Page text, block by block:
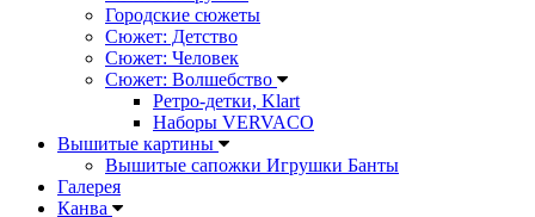
Городские сюжеты
Сюжет: Детство
Сюжет: Человек
Сюжет: Волшебство
Ретро-детки, Klart
Наборы VERVACO
Вышитые картины
Вышитые сапожки Игрушки Банты
Галерея
Канва